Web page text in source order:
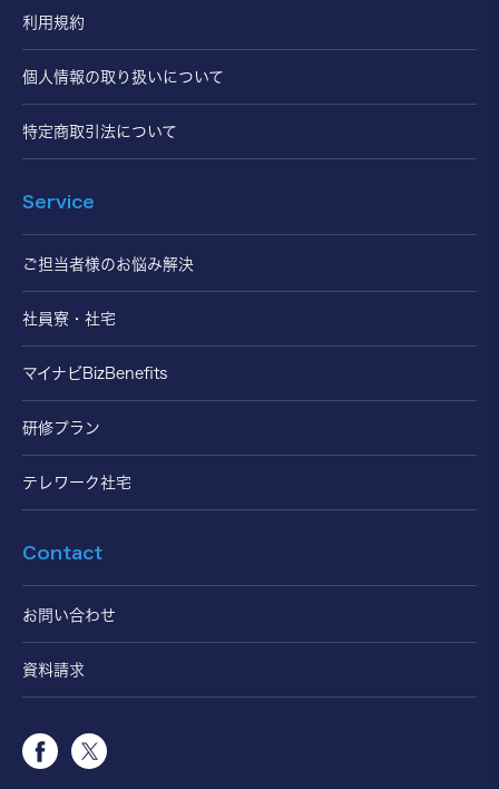
利用規約
個人情報の取り扱いについて
特定商取引法について
Service
ご担当者様のお悩み解決
社員寮・社宅
マイナビBizBenefits
研修プラン
テレワーク社宅
Contact
お問い合わせ
資料請求